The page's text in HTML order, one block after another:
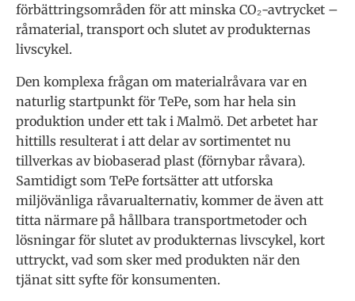
förbättringsområden för att minska CO₂-avtrycket –
råmaterial, transport och slutet av produkternas
livscykel.
Den komplexa frågan om materialråvara var en
naturlig startpunkt för TePe, som har hela sin
produktion under ett tak i Malmö. Det arbetet har
hittills resulterat i att delar av sortimentet nu
tillverkas av biobaserad plast (förnybar råvara).
Samtidigt som TePe fortsätter att utforska
miljövänliga råvarualternativ, kommer de även att
titta närmare på hållbara transportmetoder och
lösningar för slutet av produkternas livscykel, kort
uttryckt, vad som sker med produkten när den
tjänat sitt syfte för konsumenten.